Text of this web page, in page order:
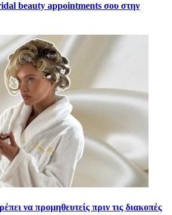
beauty appointments σου στην
να προμηθευτείς πριν τις διακοπές